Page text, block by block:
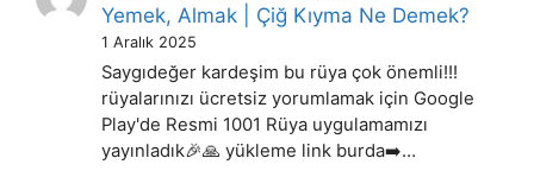
Yemek, Almak | Çiğ Kıyma Ne Demek?
1 Aralık 2025
Saygıdeğer kardeşim bu rüya çok önemli!!!
rüyalarınızı ücretsiz yorumlamak için Google
Play'de Resmi 1001 Rüya uygulamamızı
yayınladık🎉🙏 yükleme link burda➡️…